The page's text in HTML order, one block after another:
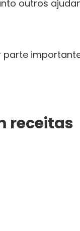
outros
parte
receitas